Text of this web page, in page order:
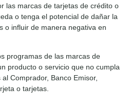
las marcas de tarjetas de crédito o
o tenga el potencial de dañar la
o influir de manera negativa en
programas de las marcas de
producto o servicio que no cumpla
Comprador, Banco Emisor,
o tarjetas.